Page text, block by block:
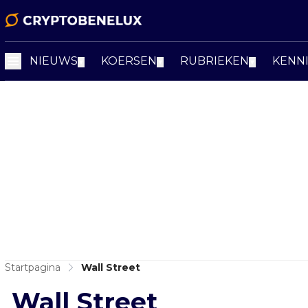
NIEUWS KOERSEN RUBRIEKEN
Startpagina Wall Street
Wall Street